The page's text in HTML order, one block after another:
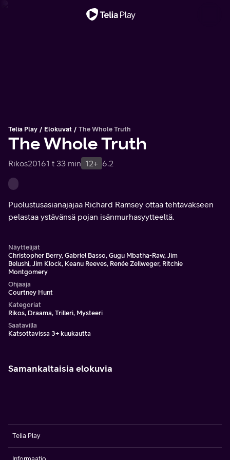
Telia Play Elokuvat The Whole Truth
The Whole Truth
Rikos20161 t 33 min 12+ 6.2
Puolustusasianajajaa Richard Ramsey ottaa tehtäväkseen
pelastaa ystävänsä pojan isänmurhasyytteeltä.
Näyttelijät
Christopher Berry, Gabriel Basso, Gugu Mbatha-Raw, Jim
Belushi, Jim Klock, Keanu Reeves, Renée Zellweger, Ritchie
Montgomery
Ohjaaja
Courtney Hunt
Kategoriat
Rikos, Draama, Trilleri, Mysteeri
Saatavilla
Katsottavissa 3+ kuukautta
Samankaltaisia elokuvia
Telia Play